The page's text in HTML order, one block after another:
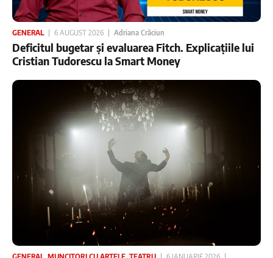
GENERAL 6 AUGUST 2026 Adriana Crăciun
Deficitul bugetar și evaluarea Fitch. Explicațiile lui
Cristian Tudorescu la Smart Money